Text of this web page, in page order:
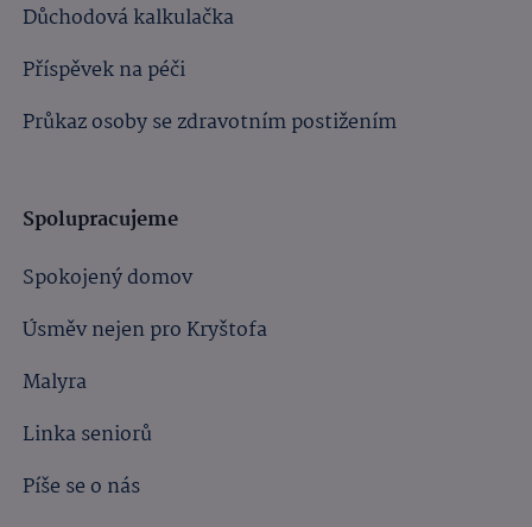
Důchodová kalkulačka
Příspěvek na péči
Průkaz osoby se zdravotním postižením
Spolupracujeme
Spokojený domov
Úsměv nejen pro Kryštofa
Malyra
Linka seniorů
Píše se o nás